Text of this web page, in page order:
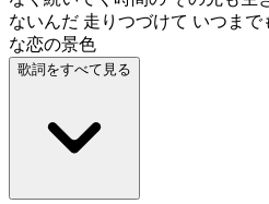
ないんだ 走りつづけて いつま
な恋の景色
歌詞をすべて見る